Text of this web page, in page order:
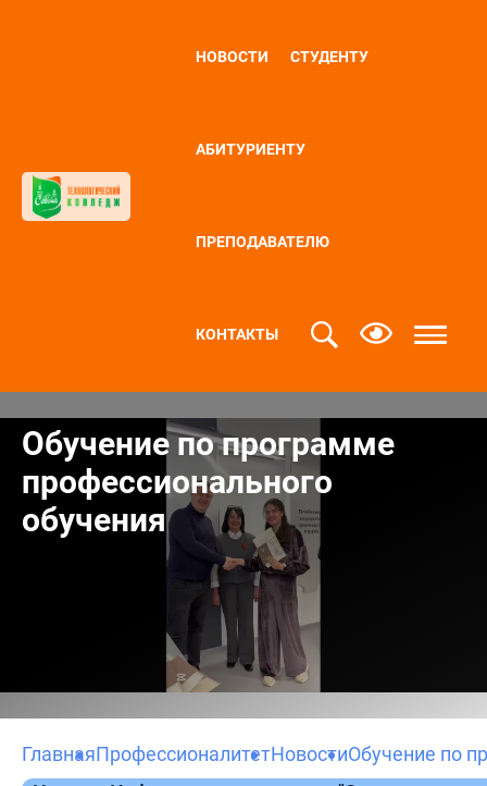
НОВОСТИ СТУДЕНТУ
АБИТУРИЕНТУ
ПРЕПОДАВАТЕЛЮ
КОНТАКТЫ
Обучение по программе
профессионального
обучения
ГлавнаяПрофессионалитетНовостиОбучение по